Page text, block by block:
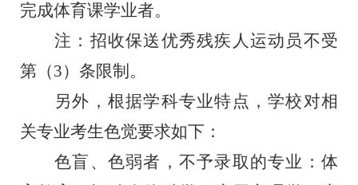
完成体育课学业者。
注：招收保送优秀残疾人运动员不受
第（3）条限制。
另外，根据学科专业特点，学校对相
关专业考生色觉要求如下：
色盲、色弱者，不予录取的专业：体